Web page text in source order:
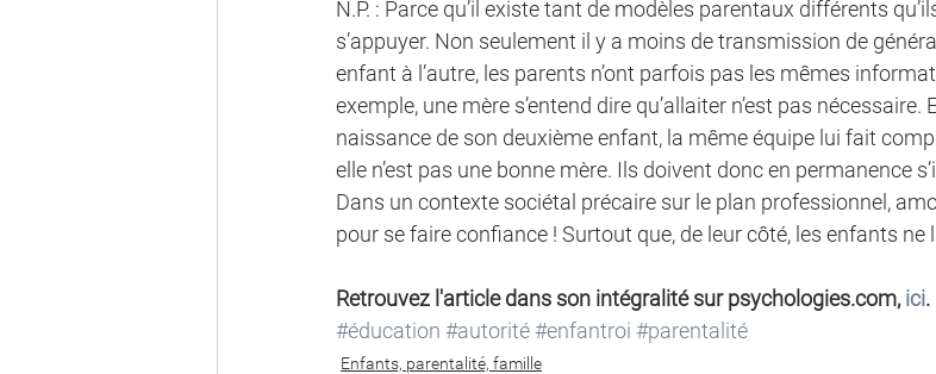
N.P. : Parce qu’il existe tant de modèles parentaux différents
s’appuyer. Non seulement il y a moins de transmission de
enfant à l’autre, les parents n’ont parfois pas les mêmes
exemple, une mère s’entend dire qu’allaiter n’est pas
naissance de son deuxième enfant, la même équipe lui fait
elle n’est pas une bonne mère. Ils doivent donc en permanence
Dans un contexte sociétal précaire sur le plan professionnel,
pour se faire confiance ! Surtout que, de leur côté, les enfants ne
Retrouvez l'article dans son intégralité sur psychologies.com, ici.
#éducation #autorité#enfantroi #parentalité
Enfants, parentalité, famille